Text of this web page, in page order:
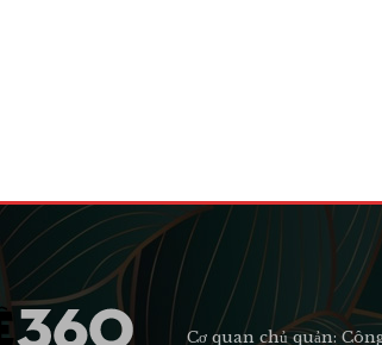
Cơ quan chủ quản: